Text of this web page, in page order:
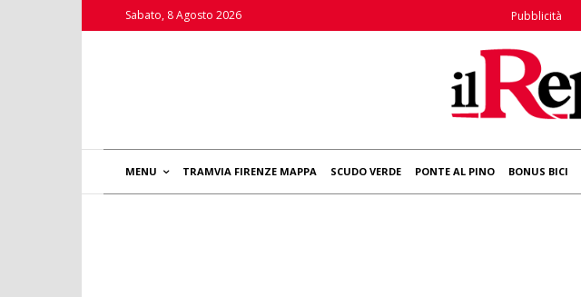
Sabato, 8 Agosto 2026 Pubblicità
MENU TRAMVIA FIRENZE MAPPA SCUDO VERDE PONTE AL PINO BONUS BICI